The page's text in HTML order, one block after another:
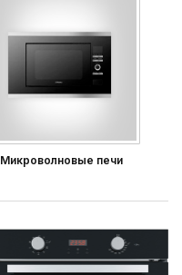
Микроволновые печи